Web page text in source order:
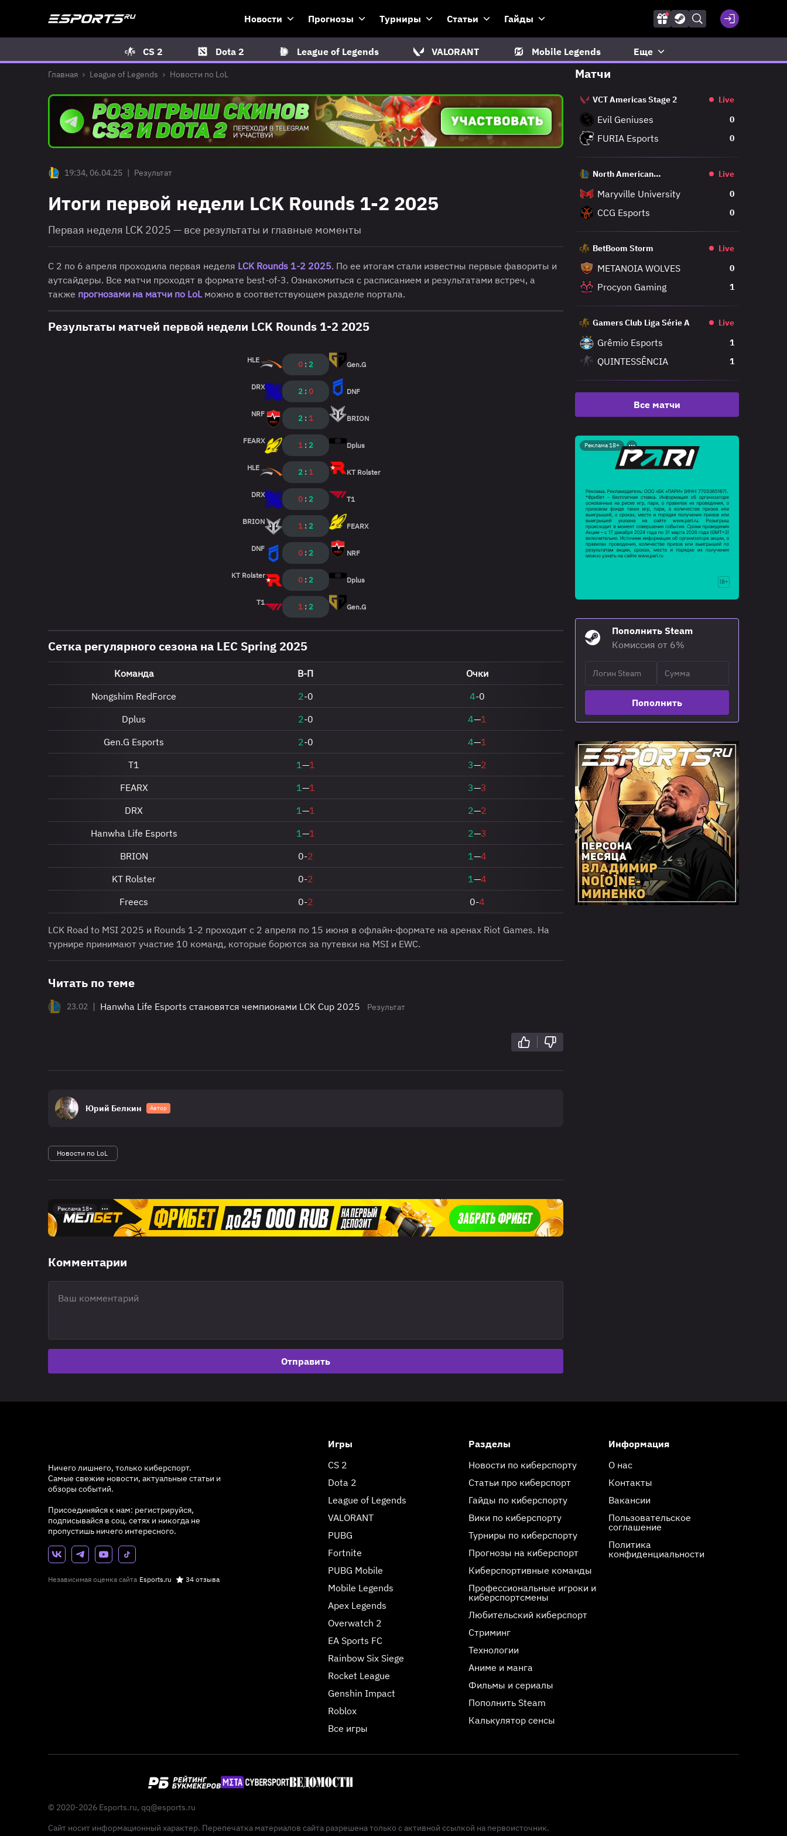
Новости Прогнозы Турниры Статьи Гайды
CS 2 Dota 2 League of Legends VALORANT Mobile Legends Еще
Главная League of Legends Новости по LoL
19:34, 06.04.25 | Результат
Итоги первой недели LCK Rounds 1-2 2025
Первая неделя LCK 2025 — все результаты и главные моменты
С 2 по 6 апреля проходила первая неделя LCK Rounds 1-2 2025. По ее итогам стали известны первые фавориты и
аутсайдеры. Все матчи проходят в формате best-of-3. Ознакомиться с расписанием и результатами встреч, а
также прогнозами на матчи по LoLможно в соответствующем разделе портала.
Результаты матчей первой недели LCK Rounds 1-2 2025
HLE 0 : 2 Gen.G
DRX 2 : 0 DNF
NRF 2 : 1 BRION
FEARX 1 : 2 Dplus
HLE 2 : 1 KT Rolster
DRX 0 : 2 T1
BRION 1 : 2 FEARX
DNF 0 : 2 NRF
KT Rolster 0 : 2 Dplus
T1 1 : 2 Gen.G
Сетка регулярного сезона на LEC Spring 2025
Команда В-П
Очки
Nongshim RedForce
2-0 4-0
Dplus
2-0 4—1
Gen.G Esports
2-0 4—1
T1
1 —1 3—2
FEARX
1 —1 3—3
DRX
1 —1 2—2
Hanwha Life Esports
1 —1 2—3
BRION
0-2 1 —4
KT Rolster
0-2 1 —4
Freecs
0-2 0-4
LCK Road to MSI 2025 и Rounds 1-2 проходит с 2 апреля по 15 июня в офлайн-формате на аренах Riot Games. На
турнире принимают участие 10 команд, которые борются за путевки на MSI и EWC.
Читать по теме
23.02 | Hanwha Life Esports становятся чемпионами LCK Cup 2025 Результат
Юрий Белкин Автор
Новости по LoL
Реклама 18+
Комментарии
Отправить
Матчи
VCT Americas Stage 2 Live
Evil Geniuses 0
FURIA Esports 0
North American
Live
Maryville University 0
CCG Esports 0
BetBoom Storm Live
METANOIA WOLVES 0
Procyon Gaming 1
Gamers Club Liga Série A Live
Grêmio Esports 1
QUINTESSÊNCIA 1
Все матчи
Реклама 18+
Пополнить Steam
Комиссия от 6%
Пополнить
Ничего лишнего, только киберспорт.
Самые свежие новости, актуальные статьи и
обзоры событий.
Присоединяйся к нам: регистрируйся,
подписывайся в соц. сетях и никогда не
пропустишь ничего интересного.
Независимая оценка сайта Esports.ru 34 отзыва
Игры
CS 2
Dota 2
League of Legends
VALORANT
PUBG
Fortnite
PUBG Mobile
Mobile Legends
Apex Legends
Overwatch 2
EA Sports FC
Rainbow Six Siege
Rocket League
Genshin Impact
Roblox
Все игры
Разделы
Новости по киберспорту
Статьи про киберспорт
Гайды по киберспорту
Вики по киберспорту
Турниры по киберспорту
Прогнозы на киберспорт
Киберспортивные команды
Профессиональные игроки и
киберспортсмены
Любительский киберспорт
Стриминг
Технологии
Аниме и манга
Фильмы и сериалы
Пополнить Steam
Калькулятор сенсы
Информация
О нас
Контакты
Вакансии
Пользовательское
соглашение
Политика
конфиденциальности
© 2020-2026 Esports.ru, qq@esports.ru
Сайт носит информационный характер. Перепечатка материалов сайта разрешена только с активной ссылкой на первоисточник.